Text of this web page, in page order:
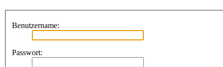
Benutzername:
Passwort: